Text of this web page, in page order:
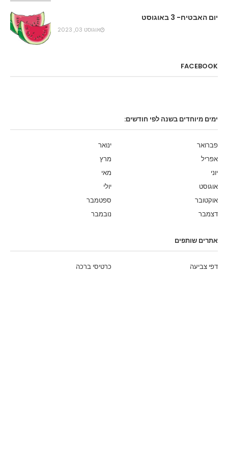
יום האבטיח- 3 באוגוסט
אוגוסט 03, 2023
FACEBOOK
ימים מיוחדים בשנה לפי חודשים:
ינואר
פברואר
מרץ
אפריל
מאי
יוני
יולי
אוגוסט
ספטמבר
אוקטובר
נובמבר
דצמבר
אתרים שותפים
כרטיסי ברכה דפי צביעה